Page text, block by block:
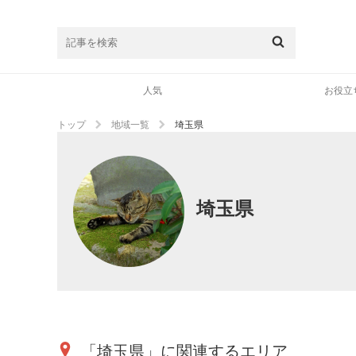
人気 お役立
トップ 地域一覧 埼玉県
埼玉県
「埼玉県」に関連するエリア